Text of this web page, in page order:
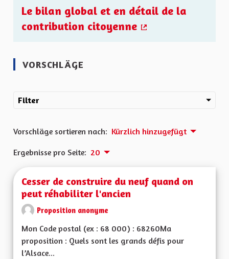
Le bilan global et en détail de la
contribution citoyenne
VORSCHLÄGE
Filter
Vorschläge sortieren nach: Kürzlich hinzugefügt
Ergebnisse pro Seite: 20
Cesser de construire du neuf quand on
peut réhabiliter l'ancien
Proposition anonyme
Mon Code postal (ex : 68 000) : 68260Ma
proposition : Quels sont les grands défis pour
l’Alsace...